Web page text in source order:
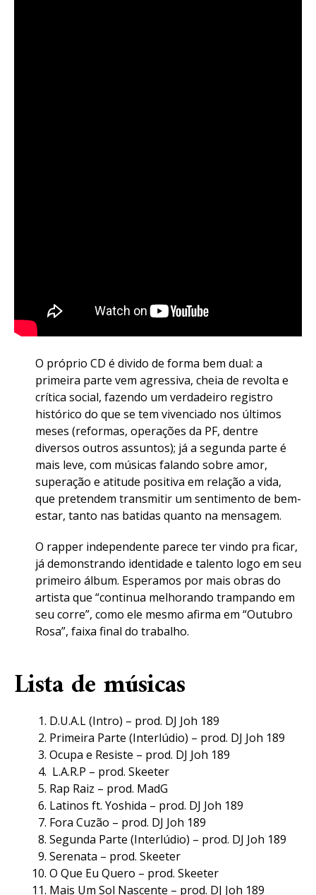
O próprio CD é divido de forma bem dual: a
primeira parte vem agressiva, cheia de revolta e
crítica social, fazendo um verdadeiro registro
histórico do que se tem vivenciado nos últimos
meses (reformas, operações da PF, dentre
diversos outros assuntos); já a segunda parte é
mais leve, com músicas falando sobre amor,
superação e atitude positiva em relação a vida,
que pretendem transmitir um sentimento de bem-
estar, tanto nas batidas quanto na mensagem.
O rapper independente parece ter vindo pra ficar,
já demonstrando identidade e talento logo em seu
primeiro álbum. Esperamos por mais obras do
artista que “continua melhorando trampando em
seu corre”, como ele mesmo afirma em “Outubro
Rosa”, faixa final do trabalho.
Lista de músicas
D.U.A.L (Intro) – prod. DJ Joh 189
Primeira Parte (Interlúdio) – prod. DJ Joh 189
Ocupa e Resiste – prod. DJ Joh 189
L.A.R.P – prod. Skeeter
Rap Raiz – prod. MadG
Latinos ft. Yoshida – prod. DJ Joh 189
Fora Cuzão – prod. DJ Joh 189
Segunda Parte (Interlúdio) – prod. DJ Joh 189
Serenata – prod. Skeeter
O Que Eu Quero – prod. Skeeter
Mais Um Sol Nascente – prod. DJ Joh 189